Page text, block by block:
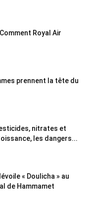
Royal Air
prennent la tête du
nitrates et
les dangers...
« Doulicha » au
de Hammamet